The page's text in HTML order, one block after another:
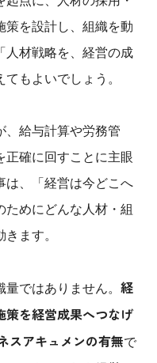
策を設計し、組織を動
人材戦略を、経営の成
もよいでしょう。
、給与計算や労務管
正確に回すことに主眼
は、「経営は今どこへ
ためにどんな人材・組
ます。
ではありません。 経
策を経営成果へつなげ
スアキュメンの有無で